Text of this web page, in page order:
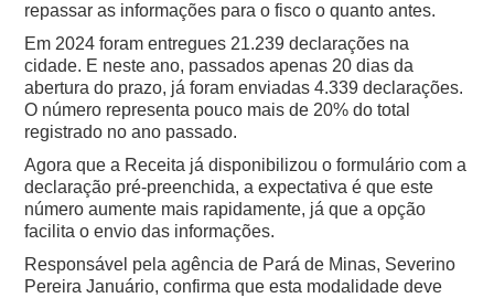
repassar as informações para o fisco o quanto antes.
Em 2024 foram entregues 21.239 declarações na
cidade. E neste ano, passados apenas 20 dias da
abertura do prazo, já foram enviadas 4.339 declarações.
O número representa pouco mais de 20% do total
registrado no ano passado.
Agora que a Receita já disponibilizou o formulário com a
declaração pré-preenchida, a expectativa é que este
número aumente mais rapidamente, já que a opção
facilita o envio das informações.
Responsável pela agência de Pará de Minas, Severino
Pereira Januário, confirma que esta modalidade deve